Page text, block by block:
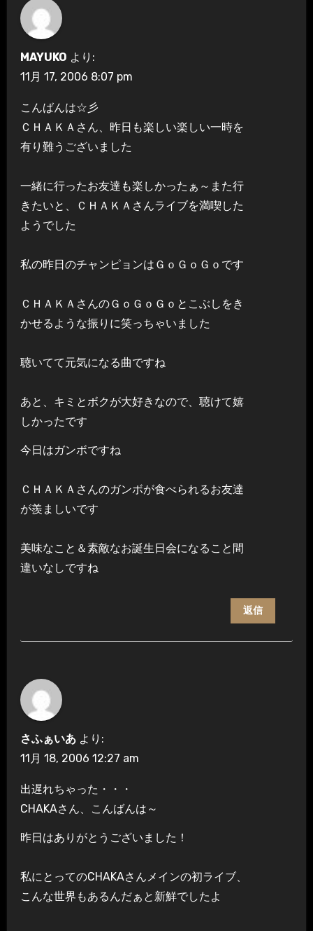
MAYUKO より:
11月 17, 2006 8:07 pm
こんばんは☆彡
ＣＨＡＫＡさん、昨日も楽しい楽しい一時を
有り難うございました
一緒に行ったお友達も楽しかったぁ～また行
きたいと、ＣＨＡＫＡさんライブを満喫した
ようでした
私の昨日のチャンピョンはＧｏＧｏＧｏです
ＣＨＡＫＡさんのＧｏＧｏＧｏとこぶしをき
かせるような振りに笑っちゃいました
聴いてて元気になる曲ですね
あと、キミとボクが大好きなので、聴けて嬉
しかったです
今日はガンボですね
ＣＨＡＫＡさんのガンボが食べられるお友達
が羨ましいです
美味なこと＆素敵なお誕生日会になること間
違いなしですね
返信
さふぁいあ より:
11月 18, 2006 12:27 am
出遅れちゃった・・・
CHAKAさん、こんばんは～
昨日はありがとうございました！
私にとってのCHAKAさんメインの初ライブ、
こんな世界もあるんだぁと新鮮でしたよ